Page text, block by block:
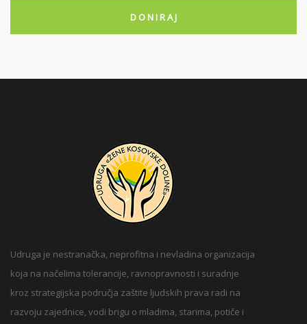
D O N I R A J
Udruga je nestranačka, neprofitna i nevladina organizacija
koja na načelima tolerancije, ravnopravnosti i suradnje
kroz strategijska područja zaštite ljudskih prava radi na
razvoju zajednice, vodi brigu o mladima, starima, potiče i